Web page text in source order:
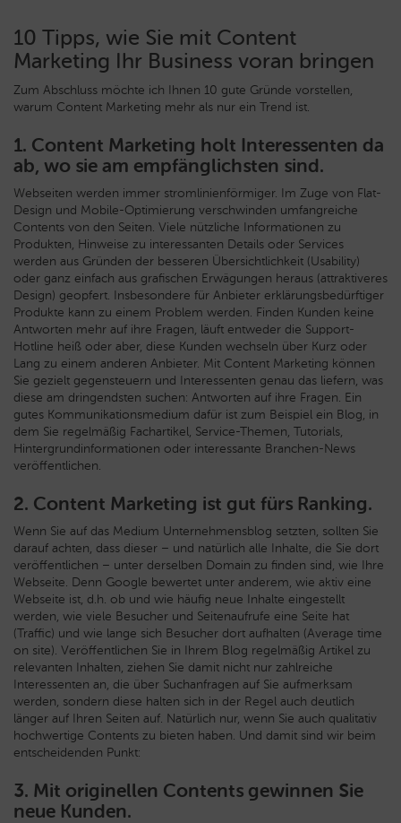
10 Tipps, wie Sie mit Content
Marketing Ihr Business voran bringen
Zum Abschluss möchte ich Ihnen 10 gute Gründe vorstellen,
warum Content Marketing mehr als nur ein Trend ist.
1. Content Marketing holt Interessenten da
ab, wo sie am empfänglichsten sind.
Webseiten werden immer stromlinienförmiger. Im Zuge von Flat-
Design und Mobile-Optimierung verschwinden umfangreiche
Contents von den Seiten. Viele nützliche Informationen zu
Produkten, Hinweise zu interessanten Details oder Services
werden aus Gründen der besseren Übersichtlichkeit (Usability)
oder ganz einfach aus grafischen Erwägungen heraus (attraktiveres
Design) geopfert. Insbesondere für Anbieter erklärungsbedürftiger
Produkte kann zu einem Problem werden. Finden Kunden keine
Antworten mehr auf ihre Fragen, läuft entweder die Support-
Hotline heiß oder aber, diese Kunden wechseln über Kurz oder
Lang zu einem anderen Anbieter. Mit Content Marketing können
Sie gezielt gegensteuern und Interessenten genau das liefern, was
diese am dringendsten suchen: Antworten auf ihre Fragen. Ein
gutes Kommunikationsmedium dafür ist zum Beispiel ein Blog, in
dem Sie regelmäßig Fachartikel, Service-Themen, Tutorials,
Hintergrundinformationen oder interessante Branchen-News
veröffentlichen.
2. Content Marketing ist gut fürs Ranking.
Wenn Sie auf das Medium Unternehmensblog setzten, sollten Sie
darauf achten, dass dieser – und natürlich alle Inhalte, die Sie dort
veröffentlichen – unter derselben Domain zu finden sind, wie Ihre
Webseite. Denn Google bewertet unter anderem, wie aktiv eine
Webseite ist, d.h. ob und wie häufig neue Inhalte eingestellt
werden, wie viele Besucher und Seitenaufrufe eine Seite hat
(Traffic) und wie lange sich Besucher dort aufhalten (Average time
on site). Veröffentlichen Sie in Ihrem Blog regelmäßig Artikel zu
relevanten Inhalten, ziehen Sie damit nicht nur zahlreiche
Interessenten an, die über Suchanfragen auf Sie aufmerksam
werden, sondern diese halten sich in der Regel auch deutlich
länger auf Ihren Seiten auf. Natürlich nur, wenn Sie auch qualitativ
hochwertige Contents zu bieten haben. Und damit sind wir beim
entscheidenden Punkt:
3. Mit originellen Contents gewinnen Sie
neue Kunden.